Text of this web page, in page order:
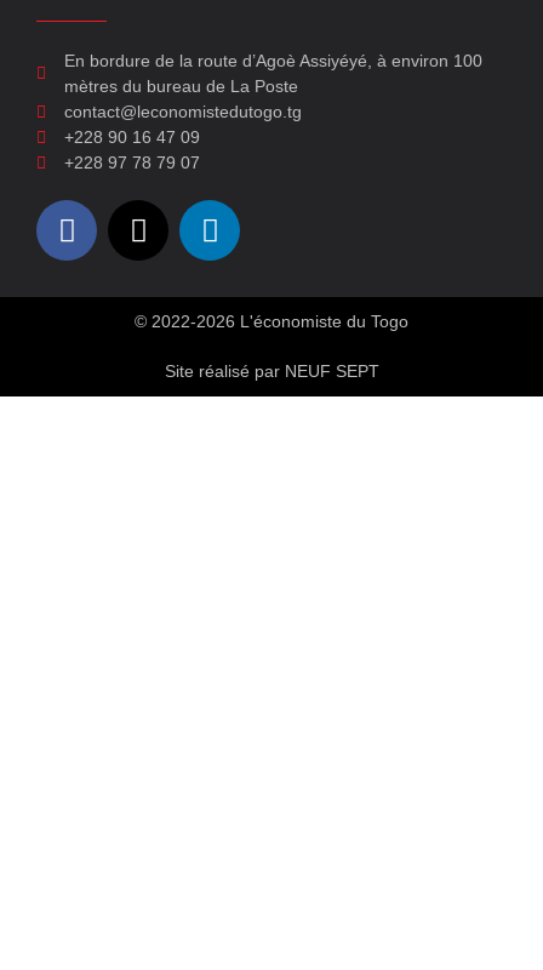
En bordure de la route d’Agoè Assiyéyé, à environ 100
mètres du bureau de La Poste
contact@leconomistedutogo.tg
+228 90 16 47 09
+228 97 78 79 07
© 2022-2026 L'économiste du Togo
Site réalisé par NEUF SEPT